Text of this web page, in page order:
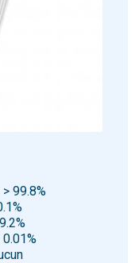
99.8%